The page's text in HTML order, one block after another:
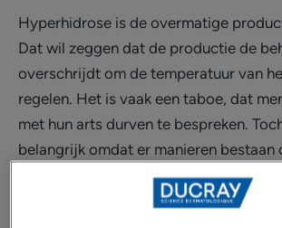
Hyperhidrose is de overmatige
Dat wil zeggen dat de productie de
overschrijdt om de temperatuur van
regelen. Het is vaak een taboe, dat
met hun arts durven te bespreken.
belangrijk omdat er manieren bestaan
zweetproductie onder controle te
gevolgen van overmatig zweten in het